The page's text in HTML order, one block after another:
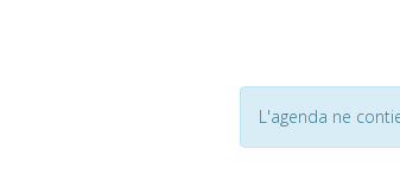
L'agenda ne